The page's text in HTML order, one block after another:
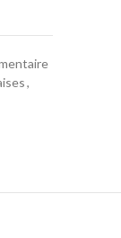
,